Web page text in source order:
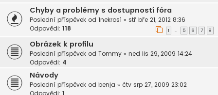
Chyby a problémy s dostupností fóra
Poslední příspěvek od 1nekros1 « stř bře 21, 2012 8:36
Odpovědi: 118 1 … 5 6 7 8
Obrázek k profilu
Poslední příspěvek od Tommy « ned lis 29, 2009 14:24
Odpovědi: 4
Návody
Poslední příspěvek od benja « čtv srp 27, 2009 23:02